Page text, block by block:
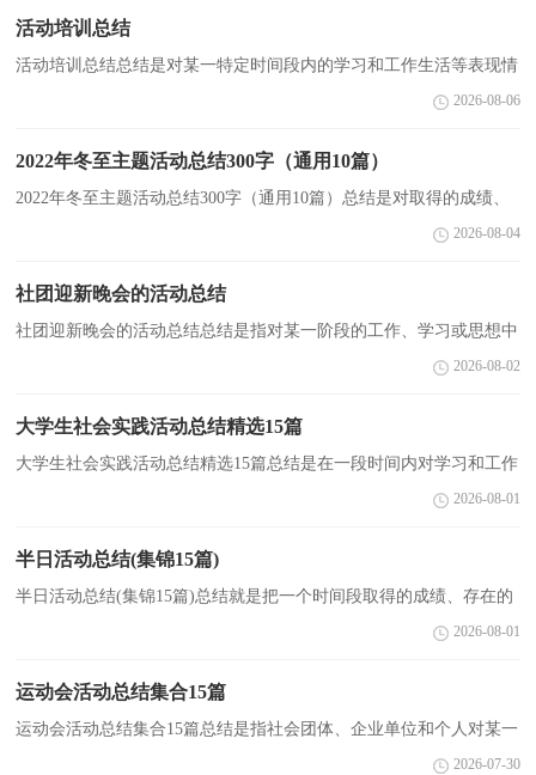
活动培训总结
活动培训总结总结是对某一特定时间段内的学习和工作生活等表现情
况加以回顾和分析的一种书面材料，它可以帮助我们总结以往思想，
2026-08-06
2022年冬至主题活动总结300字（通用10篇）
2022年冬至主题活动总结300字（通用10篇）总结是对取得的成绩、
存在的问题及得到的经验和教训等方面情况进行评价与描述的一种书
2026-08-04
社团迎新晚会的活动总结
社团迎新晚会的活动总结总结是指对某一阶段的工作、学习或思想中
的经验或情况加以总结和概括的书面材料，通过它可以全面地、系统
2026-08-02
大学生社会实践活动总结精选15篇
大学生社会实践活动总结精选15篇总结是在一段时间内对学习和工作
生活等表现加以总结和概括的一种书面材料，它是增长才干的一种好
2026-08-01
半日活动总结(集锦15篇)
半日活动总结(集锦15篇)总结就是把一个时间段取得的成绩、存在的
问题及得到的经验和教训进行一次全面系统的总结的书面材料，它能
2026-08-01
运动会活动总结集合15篇
运动会活动总结集合15篇总结是指社会团体、企业单位和个人对某一
阶段的学习、工作或其完成情况加以回顾和分析，得出教训和一些规
2026-07-30